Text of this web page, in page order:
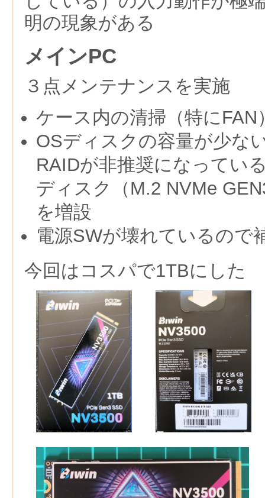
明の現象がある
メインPC
３点メンテナンスを実施
ケース内の清掃（特にFAN
OSディスクの容量が少な
RAIDが非推奨になってい
ディスク（M.2 NVMe
を増設
電源SWが壊れているので
今回はコスパで1TBにした